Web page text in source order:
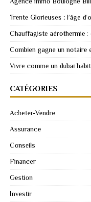
Trente Glorieuses : l’âge
Chauffagiste aérothermie
Combien gagne un notaire
Vivre comme un dubai
CATÉGORIES
Acheter-Vendre
Assurance
Conseils
Financer
Gestion
Investir